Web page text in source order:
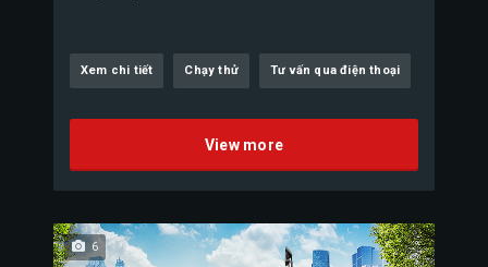
Xem chi tiết Chạy thử Tư vấn qua điện thoại
View more
6